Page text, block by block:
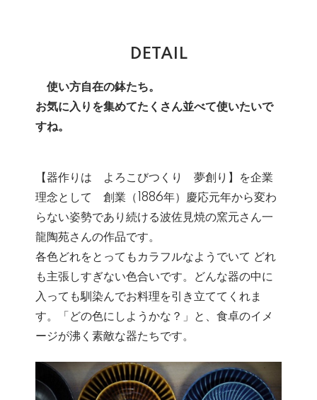
DETAIL
使い方自在の鉢たち。
お気に入りを集めてたくさん並べて使いたいで
すね。
【器作りは よろこびつくり 夢創り】を企業
理念として 創業（1886年）慶応元年から変わ
らない姿勢であり続ける波佐見焼の窯元さん一
龍陶苑さんの作品です。
各色どれをとってもカラフルなようでいて どれ
も主張しすぎない色合いです。どんな器の中に
入っても馴染んでお料理を引き立ててくれま
す。「どの色にしようかな？」と、食卓のイメ
ージが沸く素敵な器たちです。